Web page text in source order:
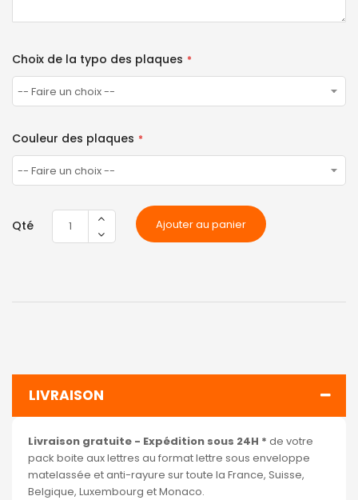
Choix de la typo des plaques
Couleur des plaques
Qté Ajouter au panier
LIVRAISON
Livraison gratuite - Expédition sous 24H * de votre
pack boite aux lettres au format lettre sous enveloppe
matelassée et anti-rayure sur toute la France, Suisse,
Belgique, Luxembourg et Monaco.